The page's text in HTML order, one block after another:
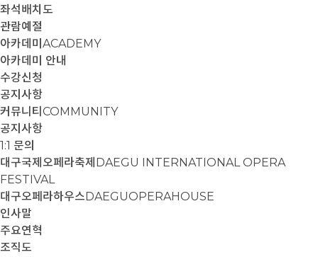
좌석배치도
관람예절
아카데미 ACADEMY
아카데미 안내
수강신청
공지사항
커뮤니티 COMMUNITY
공지사항
1:1 문의
대구국제오페라축제 DAEGU INTERNATIONAL OPERA
FESTIVAL
대구오페라하우스DAEGUOPERAHOUSE
인사말
주요연혁
조직도